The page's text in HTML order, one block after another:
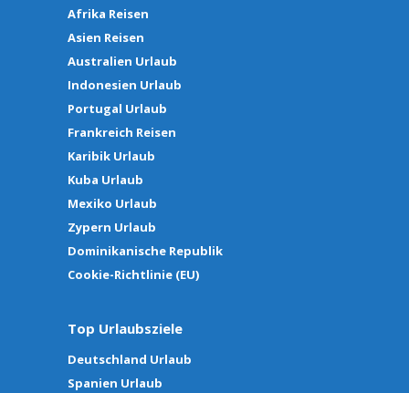
Afrika Reisen
Asien Reisen
Australien Urlaub
Indonesien Urlaub
Portugal Urlaub
Frankreich Reisen
Karibik Urlaub
Kuba Urlaub
Mexiko Urlaub
Zypern Urlaub
Dominikanische Republik
Cookie-Richtlinie (EU)
Top Urlaubsziele
Deutschland Urlaub
Spanien Urlaub